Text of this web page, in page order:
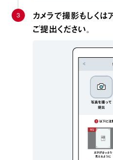
3
カメラで撮影もしく
ご提出ください。